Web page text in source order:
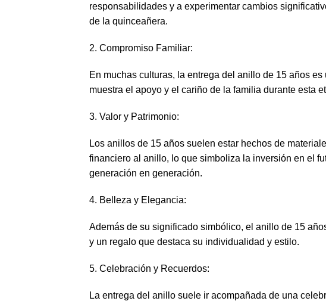
responsabilidades y a experimentar cambios
de la quinceañera.
2. Compromiso Familiar:
En muchas culturas, la entrega del anillo de 15 años
muestra el apoyo y el cariño de la familia durante esta
3. Valor y Patrimonio:
Los anillos de 15 años suelen estar hechos de
financiero al anillo, lo que simboliza la inversión en el
generación en generación.
4. Belleza y Elegancia:
Además de su significado simbólico, el anillo de 15
y un regalo que destaca su individualidad y estilo.
5. Celebración y Recuerdos:
La entrega del anillo suele ir acompañada de una